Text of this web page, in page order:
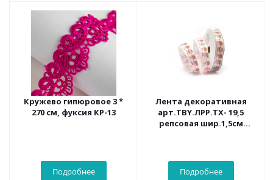
Кружево гипюровое 3 *
270 см, фуксия КР-13
Подробнее
Лента декоративная
арт.TBY.ЛРР.ТХ- 19,5
репсовая шир.1,5см
Подробнее